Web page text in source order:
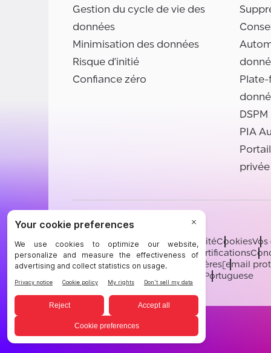
Gestion du cycle de vie des
données
Minimisation des données
Risque d'initié
Confiance zéro
DSPM
PIA
privée
©BigID
ConditionsAvis de confidentialitéCookies
Ressources juridiques BigIDCertifications
Sous-processeursSoutien Carrières[email
Portuguese